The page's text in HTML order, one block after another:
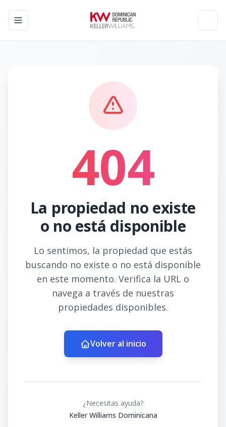
Toggle navigation menu
404
La propiedad no existe
o no está disponible
Lo sentimos, la propiedad que estás
buscando no existe o no está disponible
en este momento. Verifica la URL o
navega a través de nuestras
propiedades disponibles.
Volver al inicio
¿Necesitas ayuda?
Keller Williams Dominicana